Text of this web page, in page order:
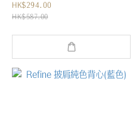
HK$294.00
HK$587.00